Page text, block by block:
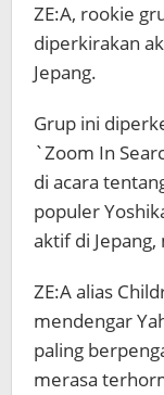
ZE:A, rookie
diperkirakan
Jepang.
Grup ini
`Zoom In
di acara
populer
aktif di Jepang,
ZE:A alias
mendengar
paling
merasa